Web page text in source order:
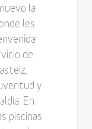
la
les
de
y
En
piscinas